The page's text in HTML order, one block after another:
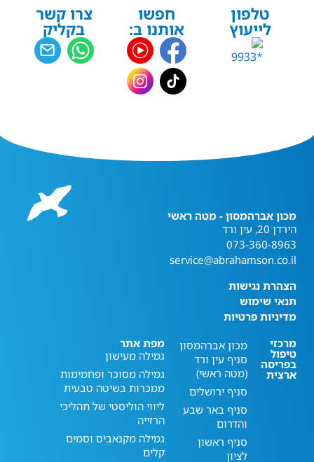
טלפון
לייעוץ
חפשו
אותנו ב:
צרו קשר
בקליק
מכון אברהמסון - מטה ראשי
הירדן 20, עין ורד
073-360-8963
service@abrahamson.co.il
הצהרת נגישות
תנאי שימוש
מדיניות פרטיות
מרכזי
טיפול
בפריסה
ארצית
מכון אברהמסון
סניף עין ורד
(מטה ראשי)
סניף ירושלים
סניף באר שבע
והדרום
סניף ראשון
לציון
מפת אתר
גמילה מעישון
גמילה מסוכר ופחמימות
ממכרות בשיטה טבעית
ליווי הוליסטי של תהליכי
הרזייה
גמילה מקנאביס וסמים
קלים